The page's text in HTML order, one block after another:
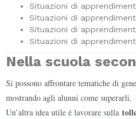
Situazioni di
Situazioni di
Situazioni di
Situazioni di
Nella scuola
Si possono affrontare tematiche di
mostrando agli alunni come superarli.
Un’altra idea utile è lavorare sulla